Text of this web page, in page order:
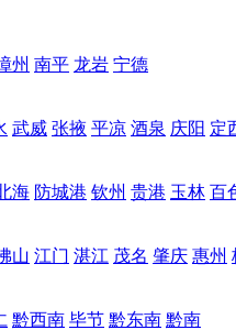
州 南平 龙岩 宁德
武威 张掖 平凉 酒泉 庆阳 定
海 防城港 钦州 贵港 玉林 百
山 江门 湛江 茂名 肇庆 惠州
黔西南 毕节 黔东南 黔南